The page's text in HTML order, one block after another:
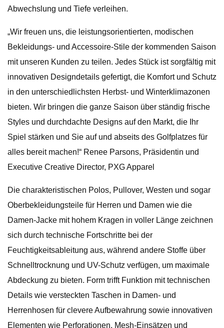
Abwechslung und Tiefe verleihen.
„Wir freuen uns, die leistungsorientierten, modischen
Bekleidungs- und Accessoire-Stile der kommenden Saison
mit unseren Kunden zu teilen. Jedes Stück ist sorgfältig mit
innovativen Designdetails gefertigt, die Komfort und Schutz
in den unterschiedlichsten Herbst- und Winterklimazonen
bieten. Wir bringen die ganze Saison über ständig frische
Styles und durchdachte Designs auf den Markt, die Ihr
Spiel stärken und Sie auf und abseits des Golfplatzes für
alles bereit machen!“ Renee Parsons, Präsidentin und
Executive Creative Director, PXG Apparel
Die charakteristischen Polos, Pullover, Westen und sogar
Oberbekleidungsteile für Herren und Damen wie die
Damen-Jacke mit hohem Kragen in voller Länge zeichnen
sich durch technische Fortschritte bei der
Feuchtigkeitsableitung aus, während andere Stoffe über
Schnelltrocknung und UV-Schutz verfügen, um maximale
Abdeckung zu bieten. Form trifft Funktion mit technischen
Details wie versteckten Taschen in Damen- und
Herrenhosen für clevere Aufbewahrung sowie innovativen
Elementen wie Perforationen, Mesh-Einsätzen und